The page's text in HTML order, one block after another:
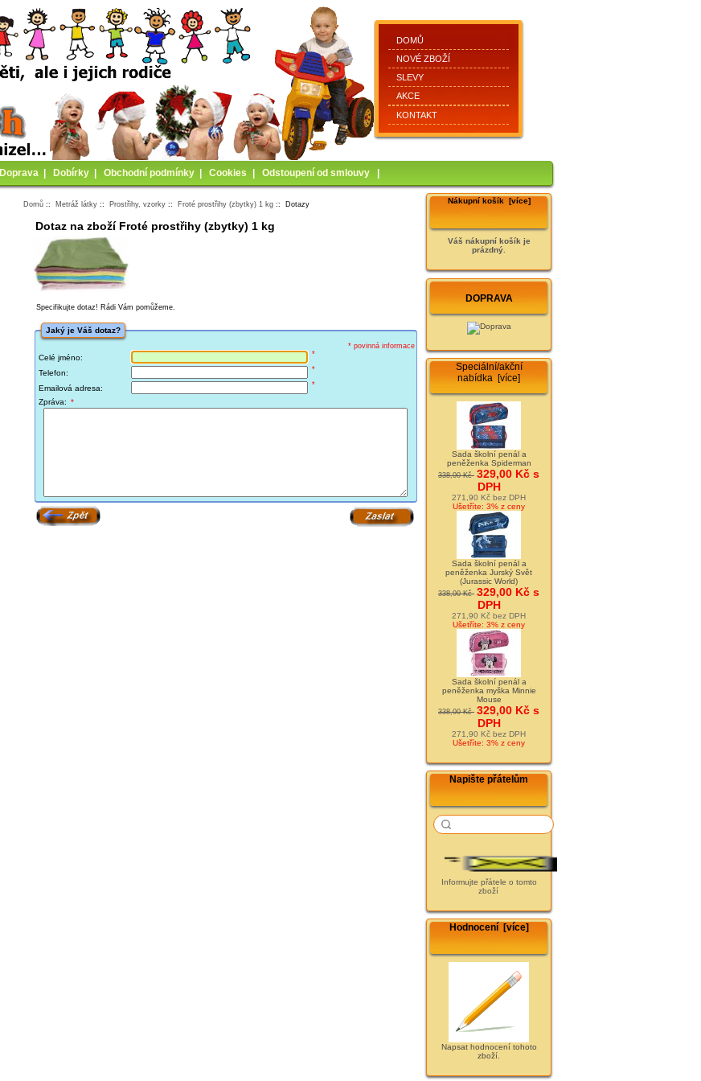
DOMŮ
NOVÉ ZBOŽÍ
SLEVY
AKCE
KONTAKT
Doprava Dobírky Obchodní podmínky Cookies Odstoupení od smlouvy
Domů :: Metráž látky :: Prostřihy, vzorky :: Froté prostřihy (zbytky) 1 kg :: Dotazy
Dotaz na zboží Froté prostřihy (zbytky) 1 kg
Specifikujte dotaz! Rádi Vám pomůžeme.
Jaký je Váš dotaz?
* povinná informace
Celé jméno: *
Telefon: *
Emailová adresa: *
Zpráva: *
Nákupní košík [více]
Váš nákupní košík je
prázdný.
DOPRAVA
Speciální/akční
nabídka [více]
Sada školní penál a
peněženka Spiderman
338,00 Kč 329,00 Kč s
DPH
271,90 Kč bez DPH
Ušetříte: 3% z ceny
Sada školní penál a
peněženka Jurský Svět
(Jurassic World)
338,00 Kč 329,00 Kč s
DPH
271,90 Kč bez DPH
Ušetříte: 3% z ceny
Sada školní penál a
peněženka myška Minnie
Mouse
338,00 Kč 329,00 Kč s
DPH
271,90 Kč bez DPH
Ušetříte: 3% z ceny
Napište přátelům
Informujte přátele o tomto
zboží
Hodnocení [více]
Napsat hodnocení tohoto
zboží.